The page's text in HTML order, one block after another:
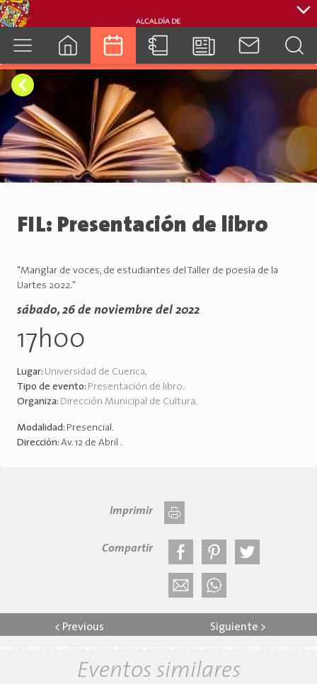
FIL: Presentación de libro
"Manglar de voces, de estudiantes del Taller de poesía de la
Uartes 2022."
sábado, 26 de noviembre del 2022
17h00
Lugar: Universidad de Cuenca.
Tipo de evento: Presentación de libro.
Organiza: Dirección Municipal de Cultura.
Modalidad: Presencial.
Dirección: Av. 12 de Abril .
Imprimir
Compartir
< Previous Siguiente >
Eventos similares